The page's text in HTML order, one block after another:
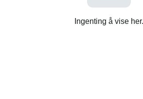
Ingenting å vise her.